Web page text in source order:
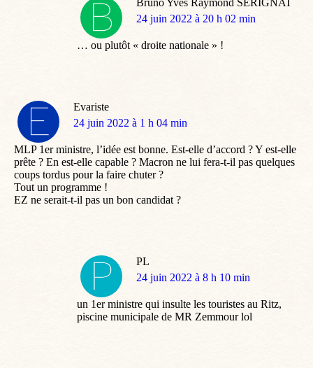
Bruno Yves Raymond SERIGNAT
dit
24 juin 2022 à 20 h 02 min
… ou plutôt « droite nationale » !
Evariste
dit
24 juin 2022 à 1 h 04 min
MLP 1er ministre, l’idée est bonne. Est-elle d’accord ? Y est-elle
prête ? En est-elle capable ? Macron ne lui fera-t-il pas quelques
coups tordus pour la faire chuter ?
Tout un programme !
EZ ne serait-t-il pas un bon candidat ?
PL
dit
24 juin 2022 à 8 h 10 min
un 1er ministre qui insulte les touristes au Ritz,
piscine municipale de MR Zemmour lol